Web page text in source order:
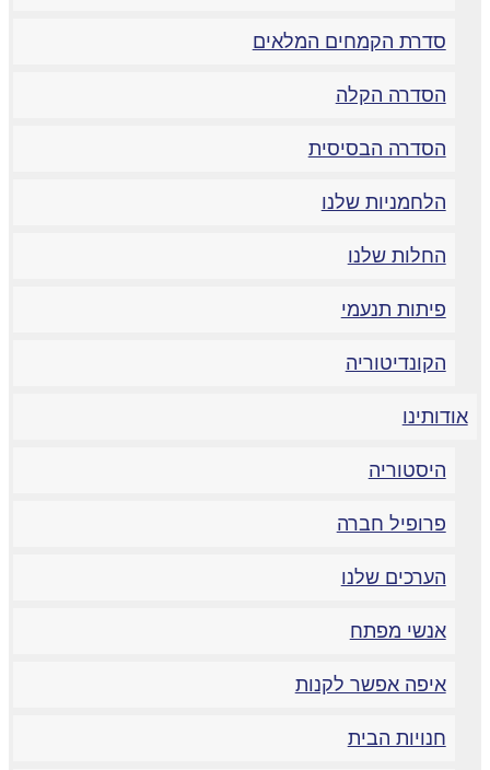
סדרת הקמחים המלאים
הסדרה הקלה
הסדרה הבסיסית
הלחמניות שלנו
החלות שלנו
פיתות תנעמי
הקונדיטוריה
אודותינו
היסטוריה
פרופיל חברה
הערכים שלנו
אנשי מפתח
איפה אפשר לקנות
חנויות הבית